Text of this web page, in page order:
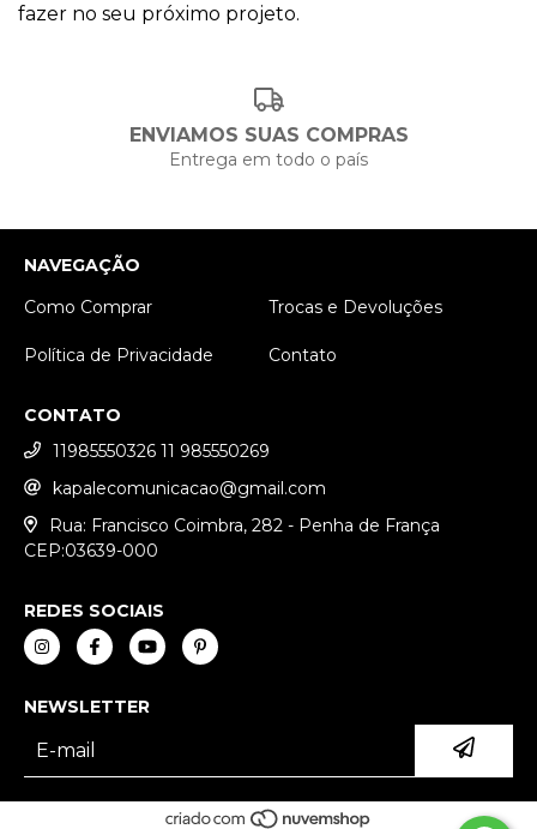
fazer no seu próximo projeto.
ENVIAMOS SUAS COMPRAS
Entrega em todo o país
NAVEGAÇÃO
Como Comprar
Trocas e Devoluções
Política de Privacidade Contato
CONTATO
11985550326 11 985550269
kapalecomunicacao@gmail.com
Rua: Francisco Coimbra, 282 - Penha de França
CEP:03639-000
REDES SOCIAIS
NEWSLETTER